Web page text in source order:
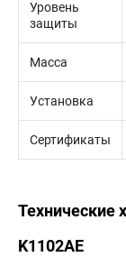
Уровень
защиты
Масса
Установка
Сертификаты
Технические
K1102AE